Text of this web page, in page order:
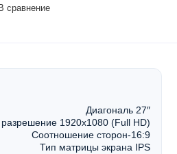
В сравнение
Диагональ 27″
1920x1080 (Full HD)
Соотношение сторон-16:9
Тип матрицы экрана IPS